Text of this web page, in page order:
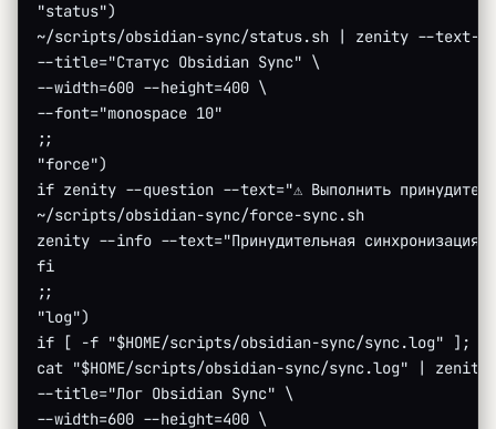
"status")
~/scripts/obsidian-sync/status.sh | zenity --text-
--title="Статус Obsidian Sync" \
--width=600 --height=400 \
--font="monospace 10"
;;
"force")
if zenity --question --text="⚠️ Выполнить
~/scripts/obsidian-sync/force-sync.sh
zenity --info --text="Принудительная
fi
;;
"log")
if [ -f "$HOME/scripts/obsidian-sync/sync.log" ];
cat "$HOME/scripts/obsidian-sync/sync.log" |
--title="Лог Obsidian Sync" \
--width=600 --height=400 \